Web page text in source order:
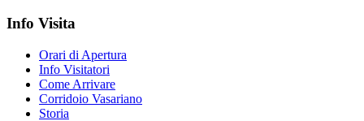
Info Visita
Orari di Apertura
Info Visitatori
Come Arrivare
Corridoio Vasariano
Storia